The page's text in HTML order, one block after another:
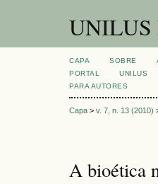
UNILUS
CAPA SOBRE
PORTAL
UNILUS
PARA AUTORES
Capa > v. 7, n. 13 (2010)
A bioética